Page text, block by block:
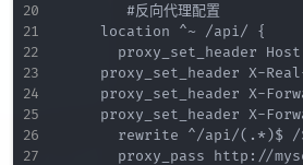
        #反向代理配置
     location ^~ /api/ {